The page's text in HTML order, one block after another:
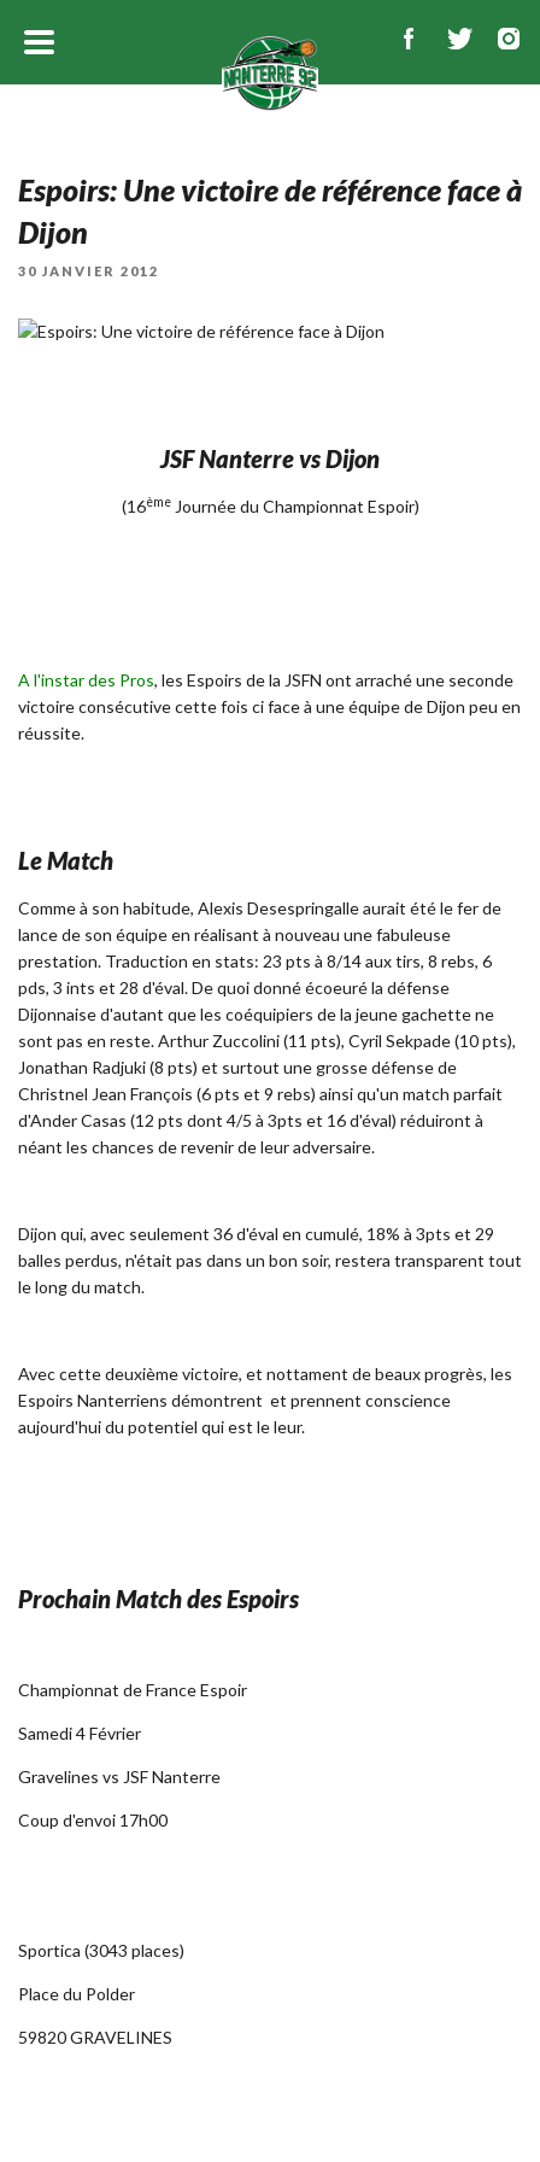
Espoirs: Une victoire de référence face à
Dijon
PUBLIÉ
30 JANVIER 2012
JSF Nanterre vs Dijon
(16èmeJournée du Championnat Espoir)
A l'instar des Pros, les Espoirs de la JSFN ont arraché une seconde
victoire consécutive cette fois ci face à une équipe de Dijon peu en
réussite.
Le Match
Comme à son habitude, Alexis Desespringalle aurait été le fer de
lance de son équipe en réalisant à nouveau une fabuleuse
prestation. Traduction en stats: 23 pts à 8/14 aux tirs, 8 rebs, 6
pds, 3 ints et 28 d'éval. De quoi donné écoeuré la défense
Dijonnaise d'autant que les coéquipiers de la jeune gachette ne
sont pas en reste. Arthur Zuccolini (11 pts), Cyril Sekpade (10 pts),
Jonathan Radjuki (8 pts) et surtout une grosse défense de
Christnel Jean François (6 pts et 9 rebs) ainsi qu'un match parfait
d'Ander Casas (12 pts dont 4/5 à 3pts et 16 d'éval) réduiront à
néant les chances de revenir de leur adversaire.
Dijon qui, avec seulement 36 d'éval en cumulé, 18% à 3pts et 29
balles perdus, n'était pas dans un bon soir, restera transparent tout
le long du match.
Avec cette deuxième victoire, et nottament de beaux progrès, les
Espoirs Nanterriens démontrent et prennent conscience
aujourd'hui du potentiel qui est le leur.
Prochain Match des Espoirs
Championnat de France Espoir
Samedi 4 Février
Gravelines vs JSF Nanterre
Coup d'envoi 17h00
Sportica (3043 places)
Place du Polder
59820 GRAVELINES